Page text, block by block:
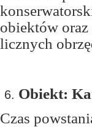
obiektów
licznych
Obiekt:
Czas